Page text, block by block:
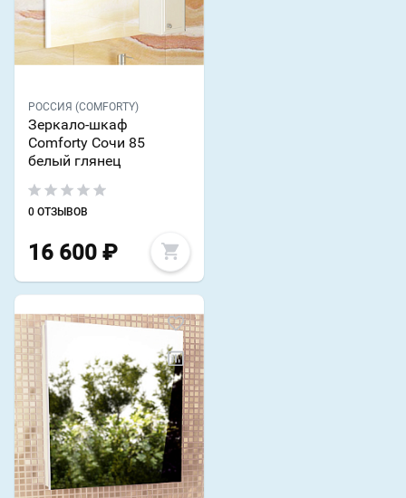
РОССИЯ (COMFORTY)
Зеркало-шкаф
Comforty Сочи 85
белый глянец
0 ОТЗЫВОВ
16 600 ₽